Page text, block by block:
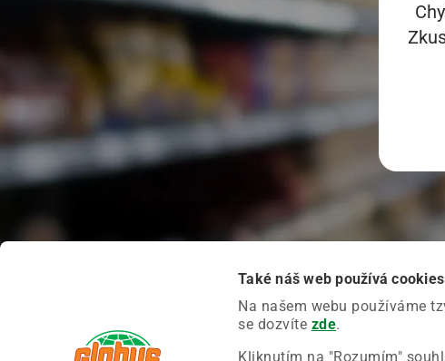
Také náš web používá cookies
Na našem webu používáme
se dozvíte zde.
Kliknutím na "Rozumím"